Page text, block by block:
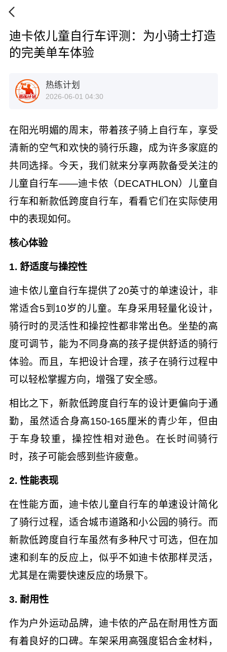
迪卡侬儿童自行车评测：为小骑士打造
的完美单车体验
热练计划
2026-06-01 04:30
在阳光明媚的周末，带着孩子骑上自行车，享受
清新的空气和欢快的骑行乐趣，成为许多家庭的
共同选择。今天，我们就来分享两款备受关注的
儿童自行车——迪卡侬（DECATHLON）儿童自
行车和新款低跨度自行车，看看它们在实际使用
中的表现如何。
核心体验
1. 舒适度与操控性
迪卡侬儿童自行车提供了20英寸的单速设计，非
常适合5到10岁的儿童。车身采用轻量化设计，
骑行时的灵活性和操控性都非常出色。坐垫的高
度可调节，能为不同身高的孩子提供舒适的骑行
体验。而且，车把设计合理，孩子在骑行过程中
可以轻松掌握方向，增强了安全感。
相比之下，新款低跨度自行车的设计更偏向于通
勤，虽然适合身高150-165厘米的青少年，但由
于车身较重，操控性相对逊色。在长时间骑行
时，孩子可能会感到些许疲惫。
2. 性能表现
在性能方面，迪卡侬儿童自行车的单速设计简化
了骑行过程，适合城市道路和小公园的骑行。而
新款低跨度自行车虽然有多种尺寸可选，但在加
速和刹车的反应上，似乎不如迪卡侬那样灵活，
尤其是在需要快速反应的场景下。
3. 耐用性
作为户外运动品牌，迪卡侬的产品在耐用性方面
有着良好的口碑。车架采用高强度铝合金材料，